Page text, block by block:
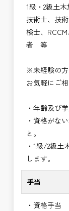
1級・2級土
技術士、技
検士、
者 等
※未経験の
お気軽にご
・年齢及び
・資格がな
と。
・1級/2級土
します。
手当
・資格手当